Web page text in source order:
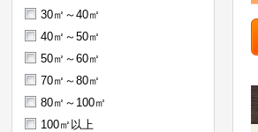
30㎡～40㎡
40㎡～50㎡
50㎡～60㎡
70㎡～80㎡
80㎡～100㎡
100㎡以上